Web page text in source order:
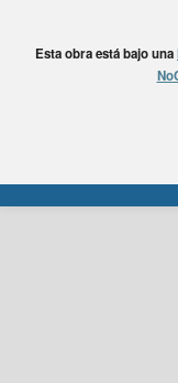
Esta obra está bajo una